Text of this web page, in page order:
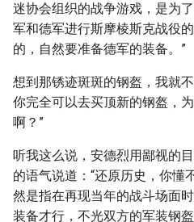
迷协会组织的战争游戏，是为
军和德军进行斯摩棱斯克战役
的，自然要准备德军的装备。”
想到那锈迹斑斑的钢盔，我就
你完全可以去买顶新的钢盔，
啊？”
听我这么说，安德烈用鄙视的
的语气说道：“还原历史，你懂
然是指在再现当年的战斗场面
装备才行，不光双方的军装钢